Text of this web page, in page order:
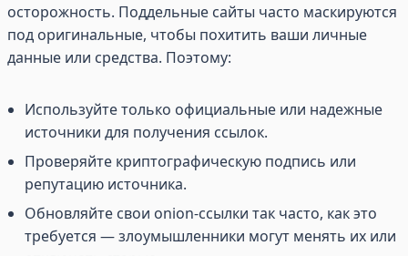
осторожность. Поддельные сайты часто маскируются
под оригинальные, чтобы похитить ваши личные
данные или средства. Поэтому:
Используйте только официальные или надежные
источники для получения ссылок.
Проверяйте криптографическую подпись или
репутацию источника.
Обновляйте свои onion-ссылки так часто, как это
требуется — злоумышленники могут менять их или